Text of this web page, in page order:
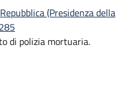
(Presidenza della
di polizia mortuaria.